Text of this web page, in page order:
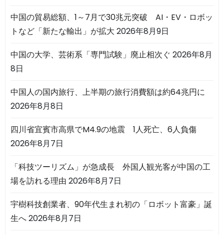
中国の貿易総額、1～7月で30兆元突破 AI・EV・ロボッ
トなど「新たな輸出」が拡大 2026年8月9日
中国の大学、芸術系「専門試験」廃止相次ぐ 2026年8月
8日
中国人の国内旅行、上半期の旅行消費額は約64兆円に
2026年8月8日
四川省宜賓市高県でM4.9の地震 1人死亡、6人負傷
2026年8月7日
「科技ツーリズム」が急成長 外国人観光客が中国の工
場を訪れる理由 2026年8月7日
宇樹科技創業者、90年代生まれ初の「ロボット富豪」誕
生へ2026年8月7日